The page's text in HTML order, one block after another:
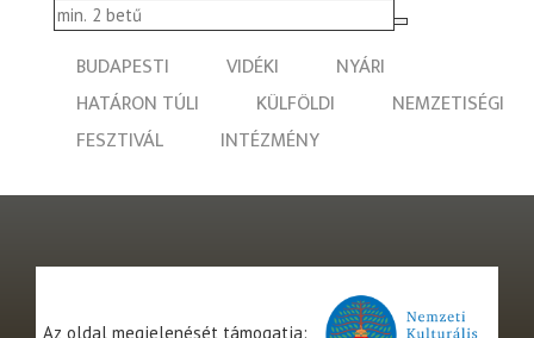
BUDAPESTI VIDÉKI
NYÁRI
HATÁRON TÚLI
KÜLFÖLDI
NEMZETISÉGI
FESZTIVÁL
INTÉZMÉNY
Az oldal megjelenését támogatja: